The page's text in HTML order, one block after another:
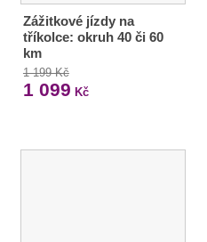
Zážitkové jízdy na
tříkolce: okruh 40 či 60
km
1 199 Kč
1 099 Kč